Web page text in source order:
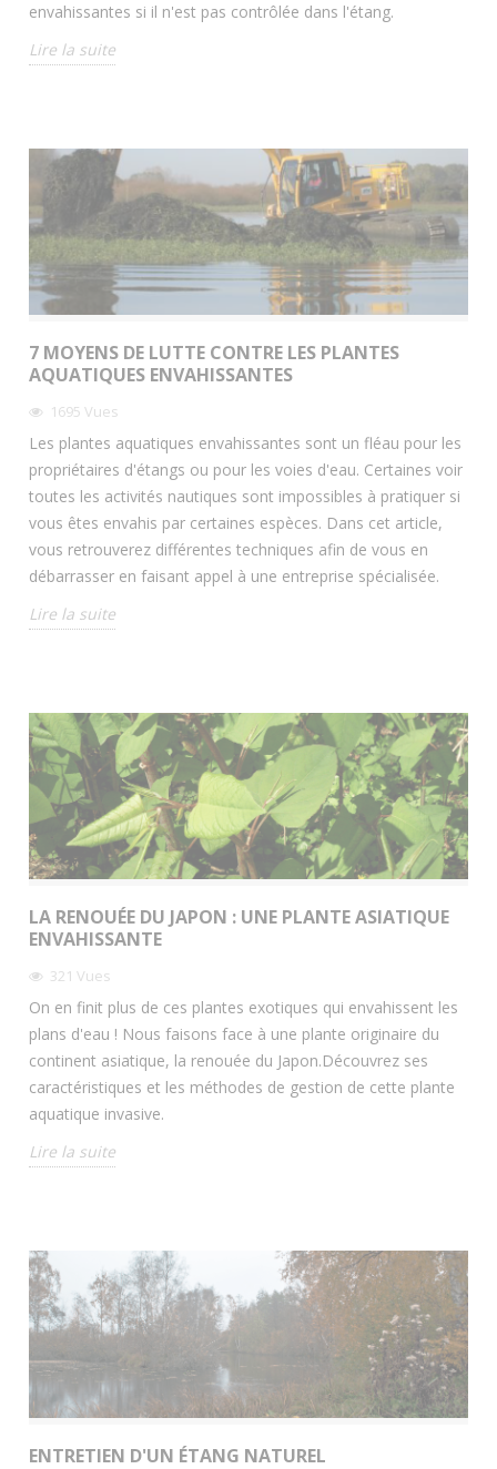
envahissantes si il n'est pas contrôlée dans l'étang.
Lire la suite
7 MOYENS DE LUTTE CONTRE LES PLANTES
AQUATIQUES ENVAHISSANTES
1695Vues
Les plantes aquatiques envahissantes sont un fléau pour les
propriétaires d'étangs ou pour les voies d'eau. Certaines voir
toutes les activités nautiques sont impossibles à pratiquer si
vous êtes envahis par certaines espèces. Dans cet article,
vous retrouverez différentes techniques afin de vous en
débarrasser en faisant appel à une entreprise spécialisée.
Lire la suite
LA RENOUÉE DU JAPON : UNE PLANTE ASIATIQUE
ENVAHISSANTE
321Vues
On en finit plus de ces plantes exotiques qui envahissent les
plans d'eau ! Nous faisons face à une plante originaire du
continent asiatique, la renouée du Japon.Découvrez ses
caractéristiques et les méthodes de gestion de cette plante
aquatique invasive.
Lire la suite
ENTRETIEN D'UN ÉTANG NATUREL